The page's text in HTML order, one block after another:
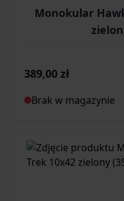
Monokular
389,00 zł
Brak w magazynie